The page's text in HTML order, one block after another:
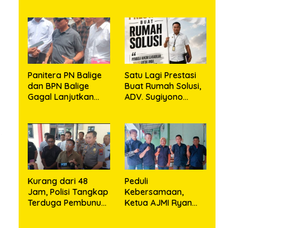
Pembersihan
Massal Sambut HUT
Korem 023/KS dan
HUT Ke-81
Kemerdekaan RI
Memperjuangkan
Hak Kepemilikan
Panitera PN Balige
dan BPN Balige
Gagal Lanjutkan
Sebut Objek Salah
Lokasi
Satu Lagi Prestasi
Buat Rumah Solusi,
ADV. Sugiyono
Kurang dari 48
Jam, Polisi Tangkap
Terduga Pembunuh
Peduli
Kebersamaan,
Ketua AJMI Ryan